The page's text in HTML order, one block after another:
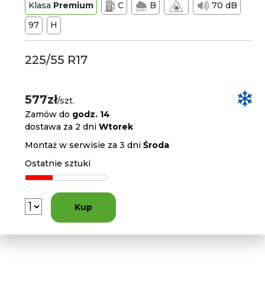
Klasa Premium C B
70 dB
97
H
225/55 R17
577zł/szt.
Zamów do godz. 14
dostawa za 2 dniWtorek
Montaż w serwisie za 3 dniŚroda
Ostatnie sztuki
Kup